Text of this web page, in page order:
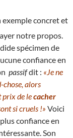
exemple concret et
notre propos.
spécimen de
confiance en
passifdit : «Je ne
chose, alors
prix de lecacher
si cruels !» Voici
confiance en
Son